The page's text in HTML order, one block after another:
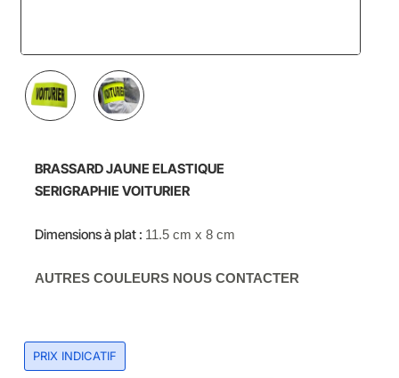
BRASSARDJAUNE ELASTIQUE
SERIGRAPHIE VOITURIER
Dimensions à plat : 11.5 cm x 8 cm
AUTRES COULEURS NOUS CONTACTER
PRIX INDICATIF